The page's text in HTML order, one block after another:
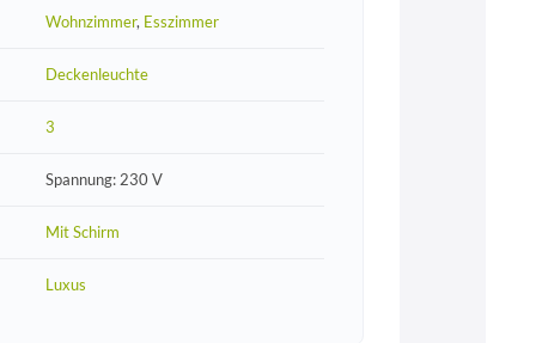
Wohnzimmer, Esszimmer
Deckenleuchte
3
Spannung: 230 V
Mit Schirm
Luxus